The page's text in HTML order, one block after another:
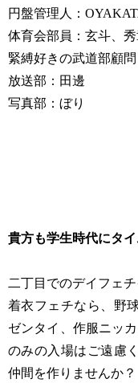
円盤管理人：
体育会部員：玄斗、
緊縛好きの武道部顧
放送部：田邊
写真部：ぼり
貴方も学生時代にタ
二丁目でのデイフェ
着衣フェチなら、野
ゼンタイ、作服ニッ
のみの入場はご遠慮
仲間を作りませんか？